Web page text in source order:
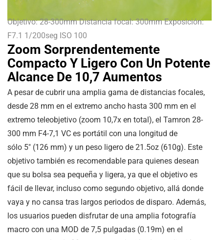
Objetivo: 28-300mm Distancia focal: 300mm Exposición:
F7.1 1/200seg ISO 100
Zoom Sorprendentemente
Compacto Y Ligero Con Un Potente
Alcance De 10,7 Aumentos
A pesar de cubrir una amplia gama de distancias focales,
desde 28 mm en el extremo ancho hasta 300 mm en el
extremo teleobjetivo (zoom 10,7x en total), el Tamron 28-
300 mm F4-7,1 VC es portátil con una longitud de
sólo 5″ (126 mm) y un peso ligero de 21.5oz (610g). Este
objetivo también es recomendable para quienes desean
que su bolsa sea pequeña y ligera, ya que el objetivo es
fácil de llevar, incluso como segundo objetivo, allá donde
vaya y no cansa tras largos periodos de disparo. Además,
los usuarios pueden disfrutar de una amplia fotografía
macro con una MOD de 7,5 pulgadas (0.19m) en el